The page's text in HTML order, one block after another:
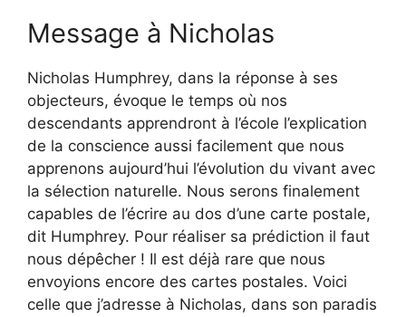
Message à Nicholas
Nicholas Humphrey, dans la réponse à ses
objecteurs, évoque le temps où nos
descendants apprendront à l’école l’explication
de la conscience aussi facilement que nous
apprenons aujourd’hui l’évolution du vivant avec
la sélection naturelle. Nous serons finalement
capables de l’écrire au dos d’une carte postale,
dit Humphrey. Pour réaliser sa prédiction il faut
nous dépêcher ! Il est déjà rare que nous
envoyions encore des cartes postales. Voici
celle que j’adresse à Nicholas, dans son paradis